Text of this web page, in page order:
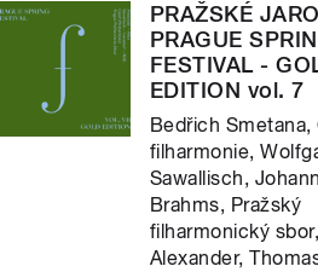
PRAŽSKÉ
PRAGUE
FESTIVAL -
EDITION vol. 7
Bedřich Smetana,
filharmonie,
Sawallisch,
Brahms, Pražský
filharmonický
Alexander,